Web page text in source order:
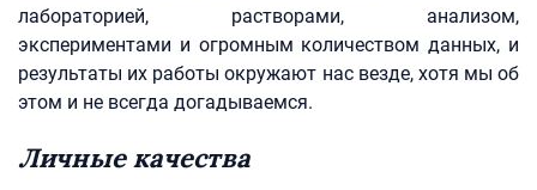
лабораторией, растворами, анализом,
экспериментами и огромным количеством данных, и
результаты их работы окружают нас везде, хотя мы об
этом и не всегда догадываемся.
Личные качества